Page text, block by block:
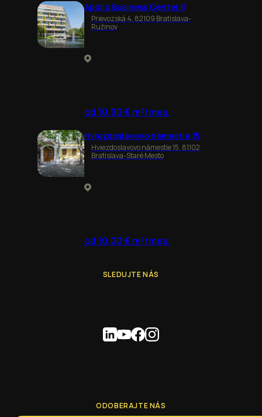
Apollo Business Center II
Prievozská 4, 82109 Bratislava-
Ružinov
od 10,90 € m²/mes.
Hviezdoslavovo námestie 15
Hviezdoslavovo námestie 15, 81102
Bratislava-Staré Mesto
od 10,00 € m²/mes.
SLEDUJTE NÁS
ODOBERAJTE NÁS